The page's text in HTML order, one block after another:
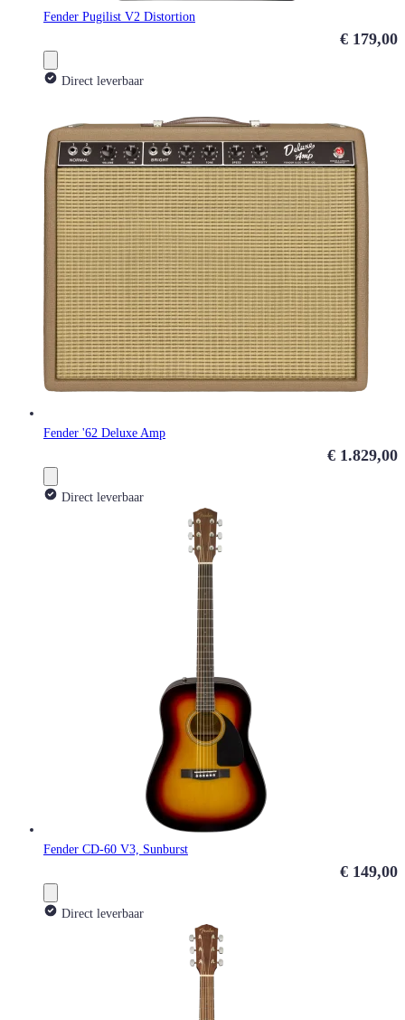
Fender Pugilist V2 Distortion
€ 179,00
Direct leverbaar
Fender '62 Deluxe Amp
€ 1.829,00
Direct leverbaar
Fender CD-60 V3, Sunburst
€ 149,00
Direct leverbaar